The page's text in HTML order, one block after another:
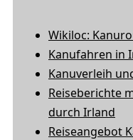
Wikiloc:
Kanufahren in
Kanuverleih
Reiseberichte
durch Irland
Reiseangebot